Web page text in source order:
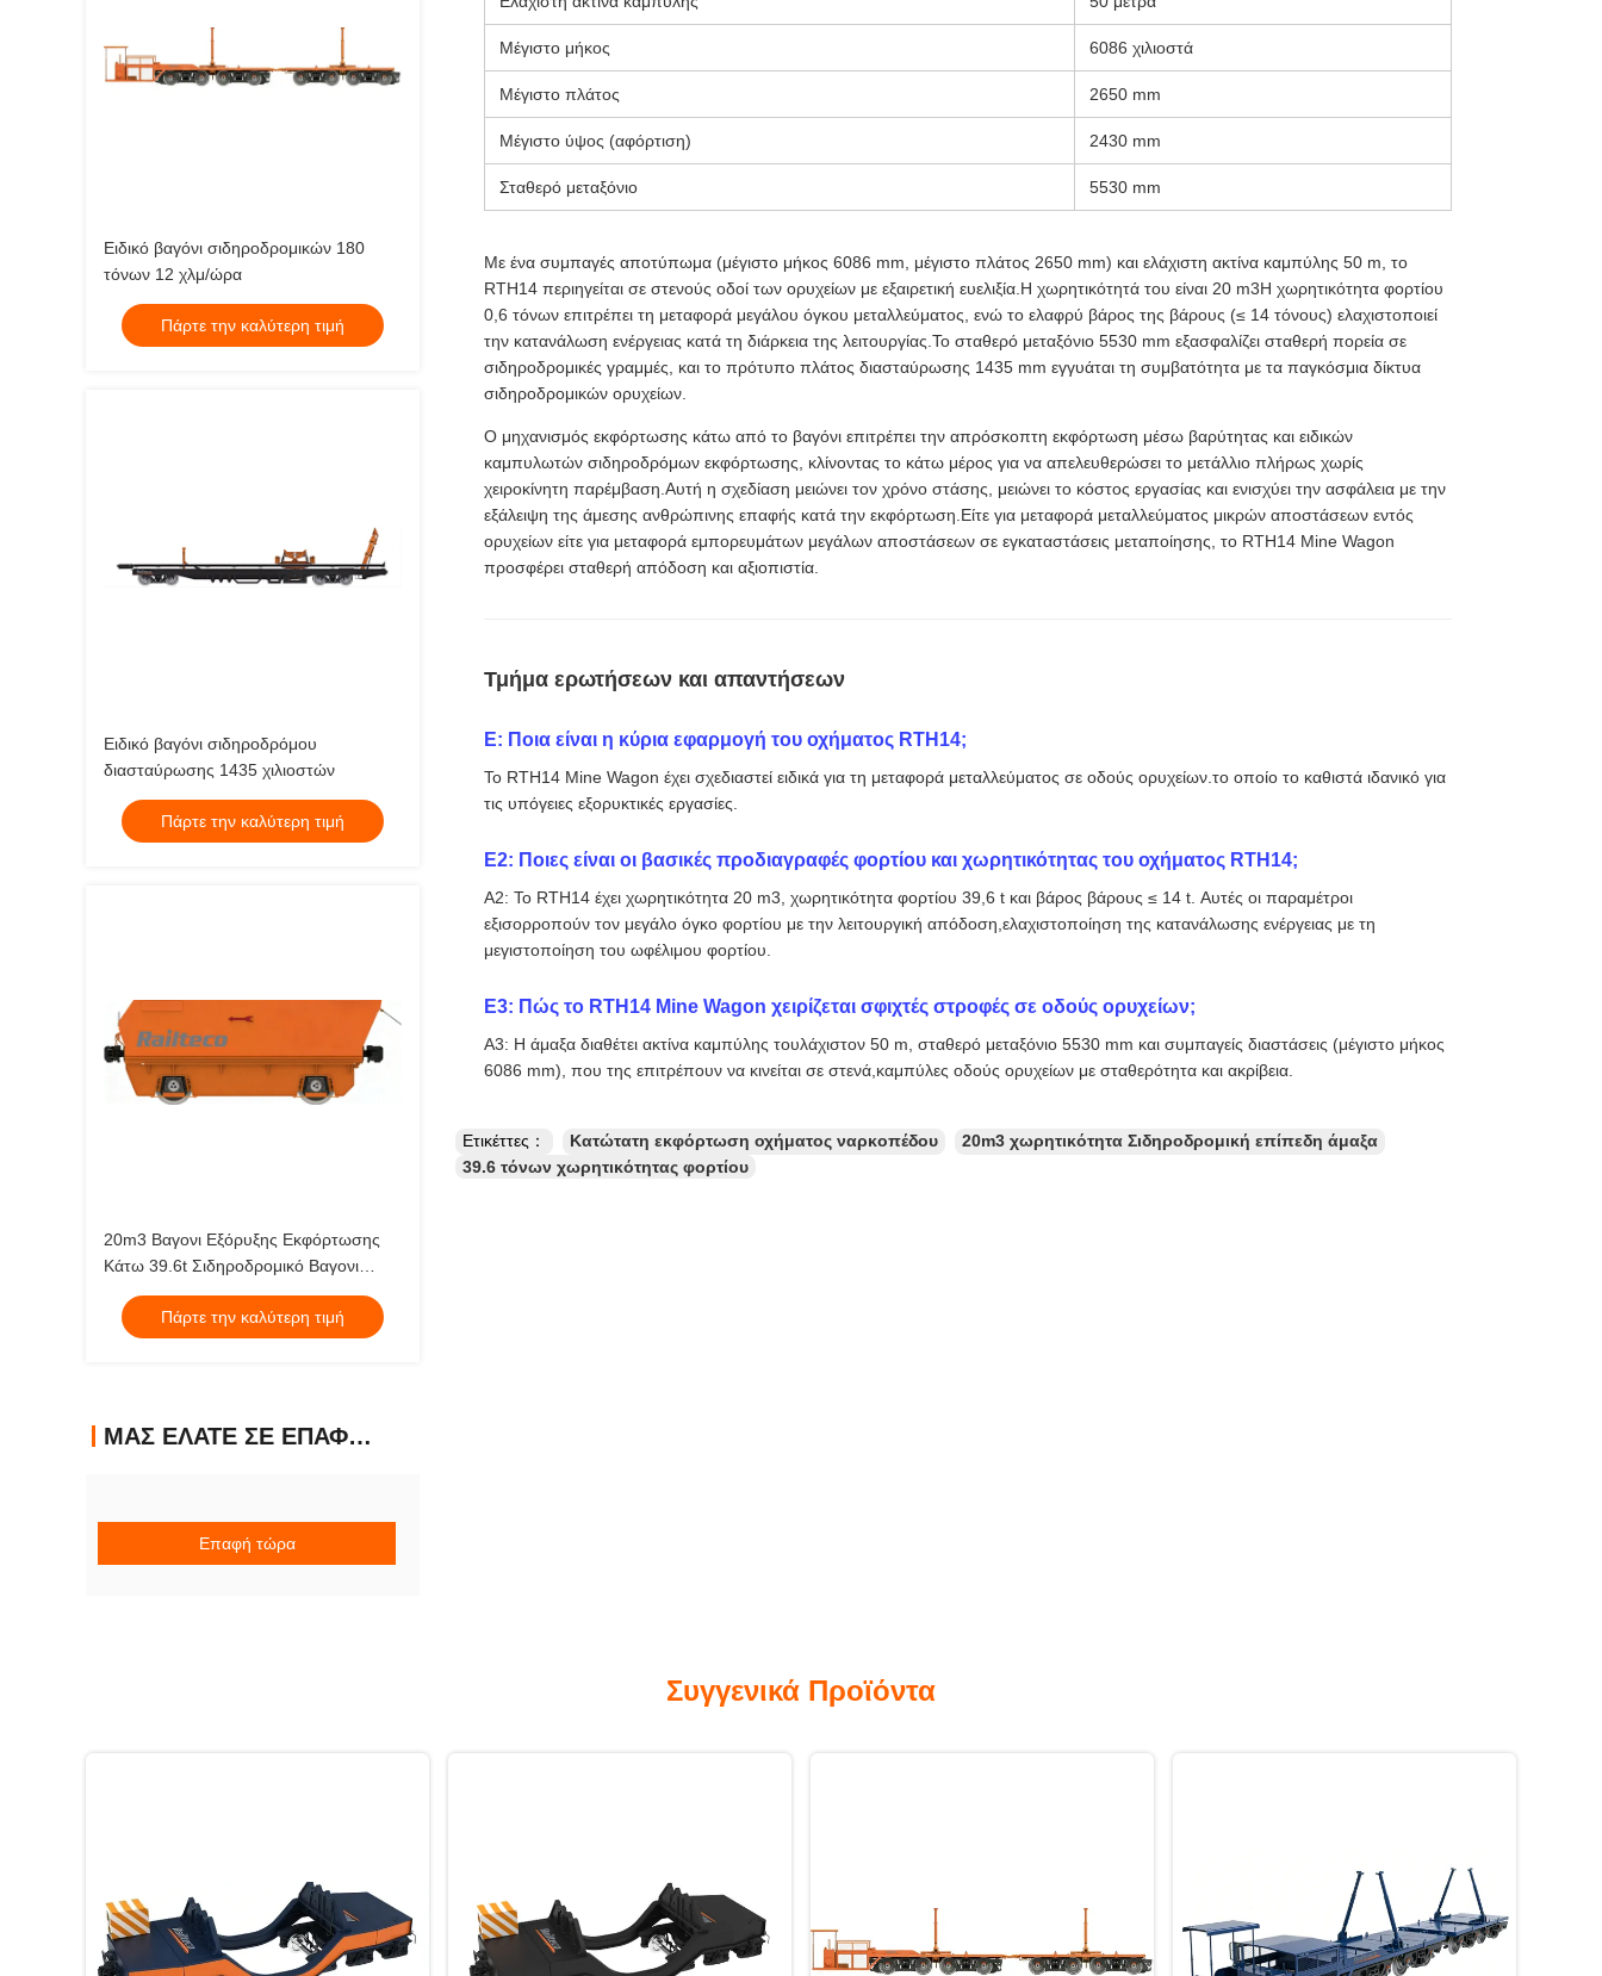
Ειδικό βαγόνι σιδηροδρομικών 180
τόνων 12 χλμ/ώρα
Πάρτε την καλύτερη τιμή
Ειδικό βαγόνι σιδηροδρόμου
διασταύρωσης 1435 χιλιοστών
Πάρτε την καλύτερη τιμή
20m3 Βαγονι Εξόρυξης Εκφόρτωσης
Κάτω 39.6t Σιδηροδρομικό Βαγονι
Εμπορευματων
Πάρτε την καλύτερη τιμή
ΜΑΣ ΕΛΆΤΕ ΣΕ ΕΠΑΦΉ ΜΕ
Επαφή τώρα
Μέγιστο μήκος 6086 χιλιοστά
Μέγιστο πλάτος 2650 mm
Μέγιστο ύψος (αφόρτιση) 2430 mm
Σταθερό μεταξόνιο 5530 mm
Με ένα συμπαγές αποτύπωμα (μέγιστο μήκος 6086 mm, μέγιστο πλάτος 2650 mm) και ελάχιστη ακτίνα καμπύλης 50 m, το
RTH14 περιηγείται σε στενούς οδοί των ορυχείων με εξαιρετική ευελιξία.Η χωρητικότητά του είναι 20 m3Η χωρητικότητα φορτίου
0,6 τόνων επιτρέπει τη μεταφορά μεγάλου όγκου μεταλλεύματος, ενώ το ελαφρύ βάρος της βάρους (≤ 14 τόνους) ελαχιστοποιεί
την κατανάλωση ενέργειας κατά τη διάρκεια της λειτουργίας.Το σταθερό μεταξόνιο 5530 mm εξασφαλίζει σταθερή πορεία σε
σιδηροδρομικές γραμμές, και το πρότυπο πλάτος διασταύρωσης 1435 mm εγγυάται τη συμβατότητα με τα παγκόσμια δίκτυα
σιδηροδρομικών ορυχείων.
Ο μηχανισμός εκφόρτωσης κάτω από το βαγόνι επιτρέπει την απρόσκοπτη εκφόρτωση μέσω βαρύτητας και ειδικών
καμπυλωτών σιδηροδρόμων εκφόρτωσης, κλίνοντας το κάτω μέρος για να απελευθερώσει το μετάλλιο πλήρως χωρίς
χειροκίνητη παρέμβαση.Αυτή η σχεδίαση μειώνει τον χρόνο στάσης, μειώνει το κόστος εργασίας και ενισχύει την ασφάλεια με την
εξάλειψη της άμεσης ανθρώπινης επαφής κατά την εκφόρτωση.Είτε για μεταφορά μεταλλεύματος μικρών αποστάσεων εντός
ορυχείων είτε για μεταφορά εμπορευμάτων μεγάλων αποστάσεων σε εγκαταστάσεις μεταποίησης, το RTH14 Mine Wagon
προσφέρει σταθερή απόδοση και αξιοπιστία.
Τμήμα ερωτήσεων και απαντήσεων
Ε: Ποια είναι η κύρια εφαρμογή του οχήματος RTH14;
Το RTH14 Mine Wagon έχει σχεδιαστεί ειδικά για τη μεταφορά μεταλλεύματος σε οδούς ορυχείων.το οποίο το καθιστά ιδανικό για
τις υπόγειες εξορυκτικές εργασίες.
Ε2: Ποιες είναι οι βασικές προδιαγραφές φορτίου και χωρητικότητας του οχήματος RTH14;
Α2: Το RTH14 έχει χωρητικότητα 20 m3, χωρητικότητα φορτίου 39,6 t και βάρος βάρους ≤ 14 t. Αυτές οι παραμέτροι
εξισορροπούν τον μεγάλο όγκο φορτίου με την λειτουργική απόδοση,ελαχιστοποίηση της κατανάλωσης ενέργειας με τη
μεγιστοποίηση του ωφέλιμου φορτίου.
Ε3: Πώς το RTH14 Mine Wagon χειρίζεται σφιχτές στροφές σε οδούς ορυχείων;
Α3: Η άμαξα διαθέτει ακτίνα καμπύλης τουλάχιστον 50 m, σταθερό μεταξόνιο 5530 mm και συμπαγείς διαστάσεις (μέγιστο μήκος
6086 mm), που της επιτρέπουν να κινείται σε στενά,καμπύλες οδούς ορυχείων με σταθερότητα και ακρίβεια.
Ετικέττες： Κατώτατη εκφόρτωση οχήματος ναρκοπέδου
20m3 χωρητικότητα Σιδηροδρομική επίπεδη άμαξα
39.6 τόνων χωρητικότητας φορτίου
Συγγενικά Προϊόντα